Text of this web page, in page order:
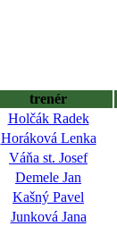
trenér
Holčák Radek
Horáková Lenka
Váňa st. Josef
Demele Jan
Kašný Pavel
Junková Jana